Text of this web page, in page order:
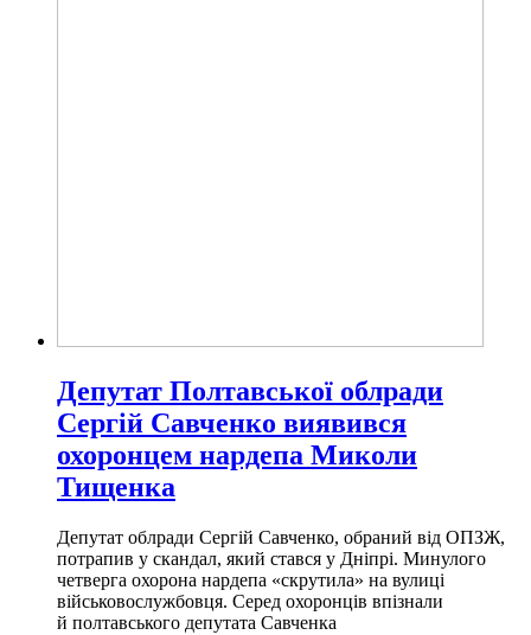
Депутат Полтавської облради
Сергій Савченко виявився
охоронцем нардепа Миколи
Тищенка
Депутат облради Сергій Савченко, обраний від ОПЗЖ,
потрапив у скандал, який стався у Дніпрі. Минулого
четверга охорона нардепа «скрутила» на вулиці
військовослужбовця. Серед охоронців впізнали
й полтавського депутата Савченка